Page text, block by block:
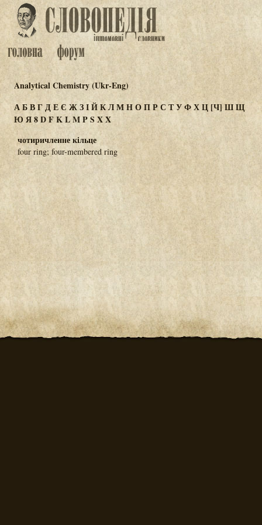
Analytical Chemistry (Ukr-Eng)
АБВГДЕЄ ЖЗІЙКЛМНОПР СТУФХЦ [Ч]ШЩ
Ю Я8DFKLMPS XΧ
чотиричленне кільце
four ring; four-membered ring